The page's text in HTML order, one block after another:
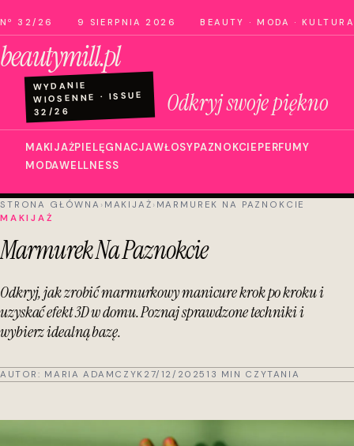
Nº 32/26 9 SIERPNIA 2026 BEAUTY · MODA · KULTURA
beautymill.pl
WYDANIE
WIOSENNE · ISSUE
32/26 Odkryj swoje piękno
MAKIJAŻPIELĘGNACJAWŁOSYPAZNOKCIEPERFUMY
MODAWELLNESS
STRONA GŁÓWNA › MAKIJAŻ › MARMUREK NA PAZNOKCIE
MAKIJAŻ
Marmurek Na Paznokcie
Odkryj, jak zrobić marmurkowy manicure krok po kroku i
uzyskać efekt 3D w domu. Poznaj sprawdzone techniki i
wybierz idealną bazę.
AUTOR: MARIA ADAMCZYK 27/12/2025 13 MIN CZYTANIA